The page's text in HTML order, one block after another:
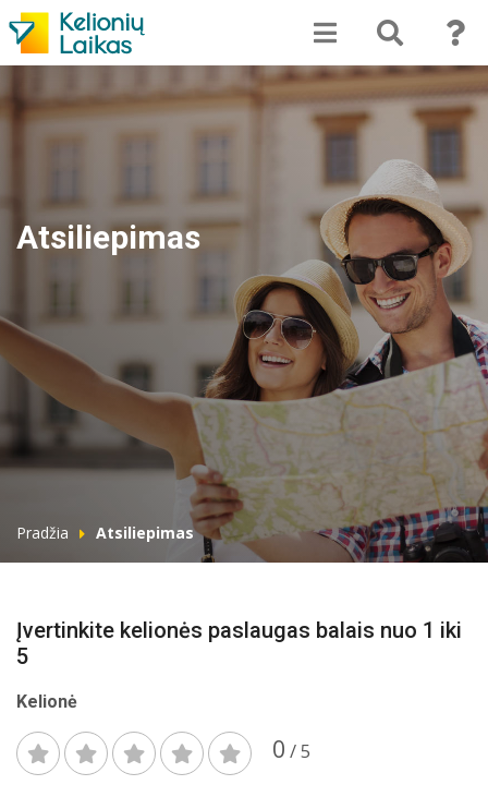
Atsiliepimas
Pradžia Atsiliepimas
Įvertinkite kelionės paslaugas balais nuo 1 iki
5
Kelionė
0 / 5